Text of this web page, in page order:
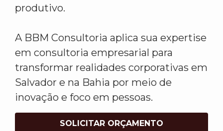
produtivo.
A BBM Consultoria aplica sua expertise
em consultoria empresarial para
transformar realidades corporativas em
Salvador e na Bahia por meio de
inovação e foco em pessoas.
SOLICITAR ORÇAMENTO